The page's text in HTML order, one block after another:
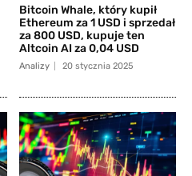
Bitcoin Whale, który kupił
Ethereum za 1 USD i sprzedał
za 800 USD, kupuje ten
Altcoin AI za 0,04 USD
Analizy 20 stycznia 2025